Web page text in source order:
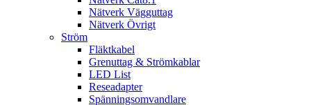
Nätverk Vägguttag
Nätverk Övrigt
Ström
Fläktkabel
Grenuttag & Strömkablar
LED List
Reseadapter
Spänningsomvandlare